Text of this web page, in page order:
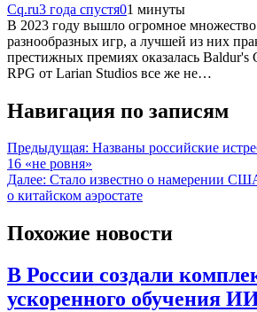
Cq.ru3 года спустя01 минуты
В 2023 году вышло огромное
разнообразных игр, а лучшей из них
престижных премиях оказалась Baldur's
RPG от Larian Studios все же не…
Навигация по записям
Предыдущая: Названы российские
16 «не ровня»
Далее: Стало известно о намерении
о китайском аэростате
Похожие новости
В России создали
ускоренного обучения